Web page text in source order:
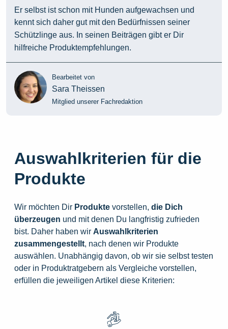
Er selbst ist schon mit Hunden aufgewachsen und
kennt sich daher gut mit den Bedürfnissen seiner
Schützlinge aus. In seinen Beiträgen gibt er Dir
hilfreiche Produktempfehlungen.
Bearbeitet von
Sara Theissen
Mitglied unserer Fachredaktion
Auswahlkriterien für die
Produkte
Wir möchten Dir Produkte vorstellen, die Dich
überzeugen und mit denen Du langfristig zufrieden
bist. Daher haben wir Auswahlkriterien
zusammengestellt, nach denen wir Produkte
auswählen. Unabhängig davon, ob wir sie selbst testen
oder in Produktratgebern als Vergleiche vorstellen,
erfüllen die jeweiligen Artikel diese Kriterien: